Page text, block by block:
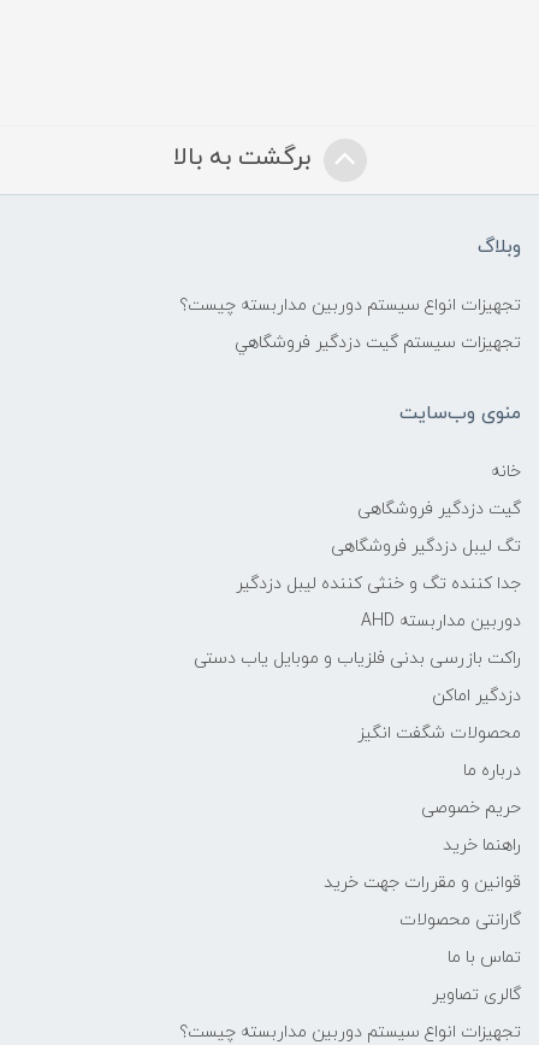
برگشت به بالا
وبلاگ
تجهیزات انواع سیستم دوربین مداربسته چيست؟
تجهیزات سیستم گيت دزدگیر فروشگاهي
منوی وب‌سایت
خانه
گیت دزدگیر فروشگاهی
تگ لیبل دزدگیر فروشگاهی
جدا کننده تگ و خنثی کننده لیبل دزدگیر
دوربین مداربسته AHD
راکت بازرسی بدنی فلزیاب و موبایل یاب دستی
دزدگیر اماکن
محصولات شگفت انگیز
درباره ما
حریم خصوصی
راهنما خرید
قوانین و مقررات جهت خرید
گارانتی محصولات
تماس با ما
گالری تصاویر
تجهیزات انواع سیستم دوربین مداربسته چيست؟